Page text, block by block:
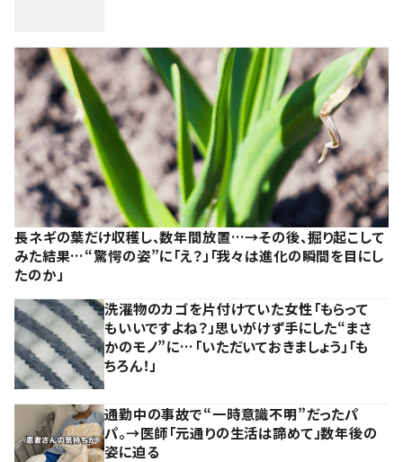
長ネギの葉だけ収穫し、数年間放置…→その後、掘り起こして
みた結果…“驚愕の姿”に「え？」「我々は進化の瞬間を目にし
たのか」
洗濯物のカゴを片付けていた女性「もらって
もいいですよね？」思いがけず手にした“まさ
かのモノ”に…「いただいておきましょう」「も
ちろん！」
通勤中の事故で“一時意識不明”だったパ
パ。→医師「元通りの生活は諦めて」数年後の
姿に迫る